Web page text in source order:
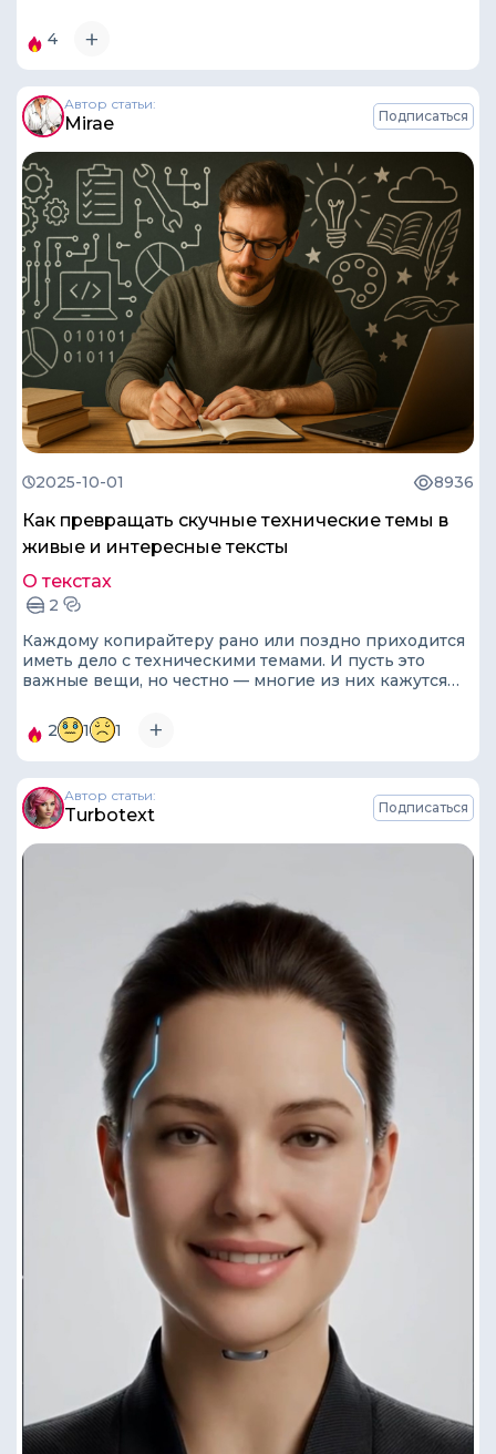
4
Автор статьи:
Mirae Подписаться
2025-10-01 8936
Как превращать скучные технические темы в
живые и интересные тексты
О текстах
2
Каждому копирайтеру рано или поздно приходится
иметь дело с техническими темами. И пусть это
важные вещи, но честно — многие из них кажутся
нами, — сделать эти тексты живыми и
захватывающими.
2 1 1
Автор статьи:
Turbotext Подписаться